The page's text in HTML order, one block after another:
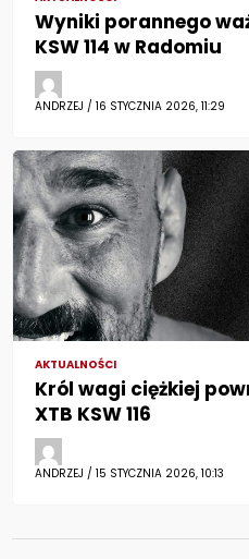
Wyniki porannego
KSW 114 w Radomiu
ANDRZEJ / 16 STYCZNIA 2026, 11:29
AKTUALNOŚCI
Król wagi ciężkiej
XTB KSW 116
ANDRZEJ / 15 STYCZNIA 2026, 10:13